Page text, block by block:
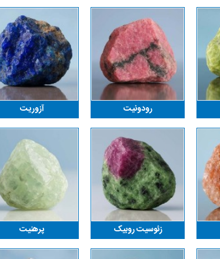
رودونیت آزوریت
زئوسیت روبیک پرهنیت